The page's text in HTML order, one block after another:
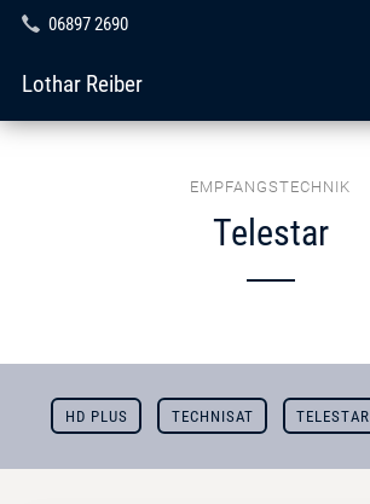
06897 2690
Lothar Reiber
EMPFANGSTECHNIK
Telestar
HD PLUS TECHNISAT TELESTAR